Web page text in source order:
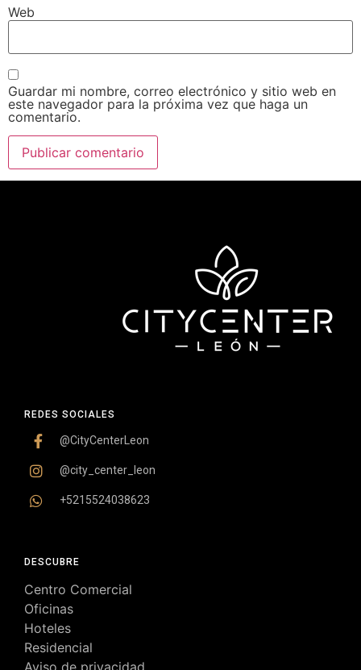
Web
Guardar mi nombre, correo electrónico y sitio web en
este navegador para la próxima vez que haga un
comentario.
DESCUBRE
Centro Comercial
Oficinas
Hoteles
Residencial
REDES SOCIALES
@CityCenterLeon
@city_center_leon
+5215524038623